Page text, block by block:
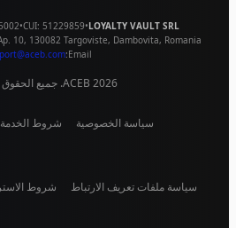
LOYALTY VAULT SRL
•
CUI:51229859
•
2 Ap. 10,130082 Targoviste,Dambovita,Romania
Email:
support@aceb.com
2026ACEB. جميع الحقوق محفوظة.
سياسة الخصوصية شروط الخدمة
سياسة ملفات تعريف الارتباط شروط الاسترداد